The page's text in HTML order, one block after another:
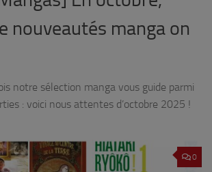
nouveautés manga on
notre sélection manga vous guide parmi
: voici nous attentes d’octobre 2025 !
0